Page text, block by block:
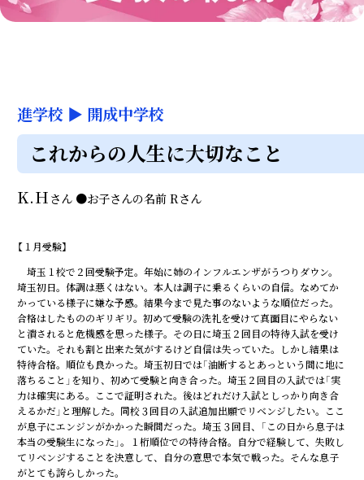
進学校 ▶ 開成中学校
これからの人生に大切なこと
K.H さん ●お子さんの名前Rさん
【１月受験】
埼玉１校で２回受験予定。年始に姉のインフルエンザがうつりダウン。
埼玉初日。体調は悪くはない。本人は調子に乗るくらいの自信。なめてか
かっている様子に嫌な予感。結果今まで見た事のないような順位だった。
合格はしたもののギリギリ。初めて受験の洗礼を受けて真面目にやらない
と潰されると危機感を思った様子。その日に埼玉２回目の特待入試を受け
ていた。それも割と出来た気がするけど自信は失っていた。しかし結果は
特待合格。順位も良かった。埼玉初日では「油断するとあっという間に地に
落ちること」を知り、初めて受験と向き合った。埼玉２回目の入試では「実
力は確実にある。ここで証明された。後はどれだけ入試としっかり向き合
えるかだ」と理解した。同校３回目の入試追加出願でリベンジしたい。ここ
が息子にエンジンがかかった瞬間だった。埼玉３回目、「この日から息子は
本当の受験生になった」。１桁順位での特待合格。自分で経験して、失敗し
てリベンジすることを決意して、自分の意思で本気で戦った。そんな息子
がとても誇らしかった。